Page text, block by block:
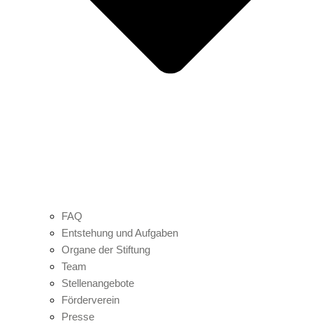
FAQ
Entstehung und Aufgaben
Organe der Stiftung
Team
Stellenangebote
Förderverein
Presse